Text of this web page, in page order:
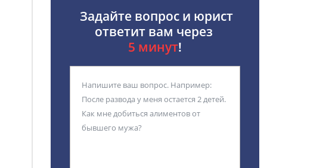
Задайте вопрос и юрист
ответит вам через
5 минут!